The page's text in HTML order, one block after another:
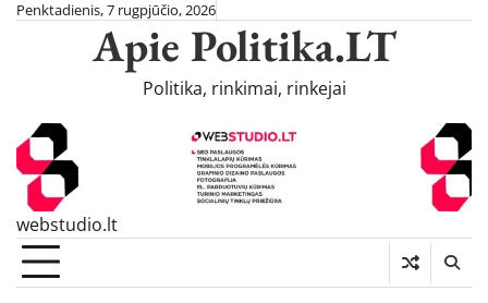
SkipPenktadienis, 7 rugpjūčio, 2026
Apie Politika.LT
Politika, rinkimai, rinkejai
webstudio.lt